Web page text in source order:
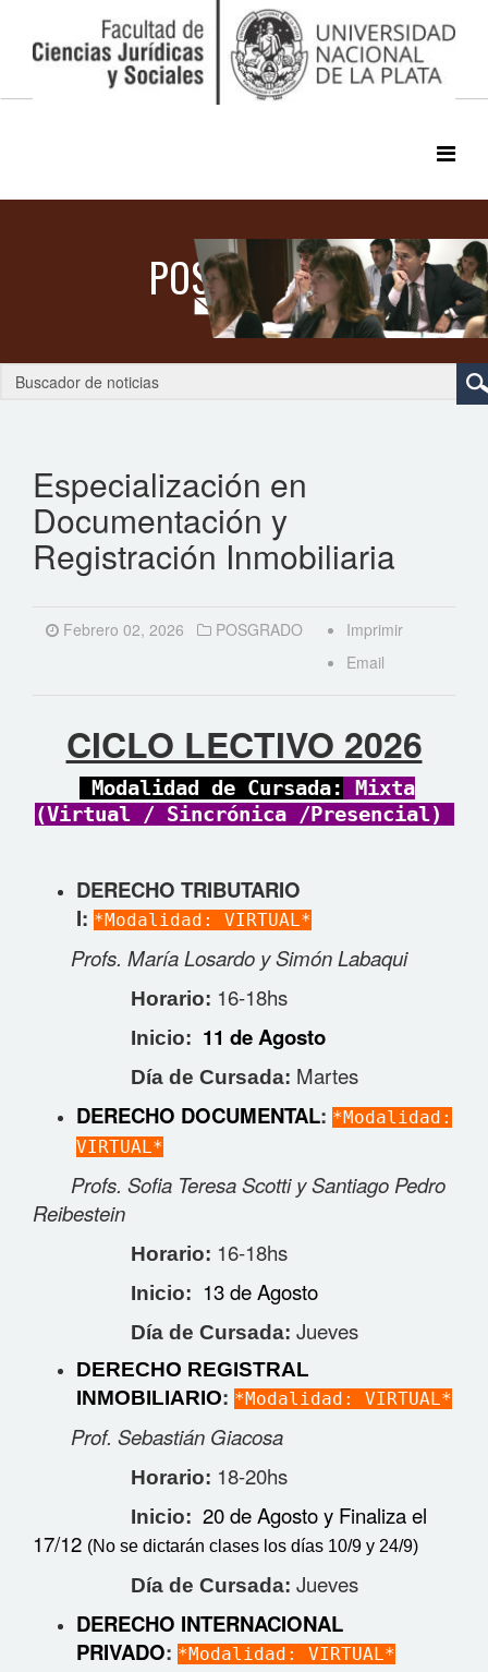
Especialización en
Documentación y
Registración Inmobiliaria
Febrero 02, 2026 POSGRADO
Imprimir
Email
CICLO LECTIVO 2026
Modalidad de Cursada:
Mixta
(Virtual / Sincrónica /Presencial)
DERECHO TRIBUTARIO
I: *Modalidad: VIRTUAL*
Profs. María Losardo y Simón Labaqui
Horario: 16-18hs
Inicio: 11 de Agosto
Día de Cursada: Martes
DERECHO DOCUMENTAL: *Modalidad:
VIRTUAL*
Profs. Sofia Teresa Scotti y Santiago Pedro
Reibestein
Horario: 16-18hs
Inicio: 13 de Agosto
Día de Cursada: Jueves
DERECHO REGISTRAL
INMOBILIARIO: *Modalidad: VIRTUAL*
Prof. Sebastián Giacosa
Horario: 18-20hs
Inicio: 20 de Agosto y Finaliza el
17/12 (No se dictarán clases los días 10/9 y 24/9)
Día de Cursada: Jueves
DERECHO INTERNACIONAL
PRIVADO: *Modalidad: VIRTUAL*